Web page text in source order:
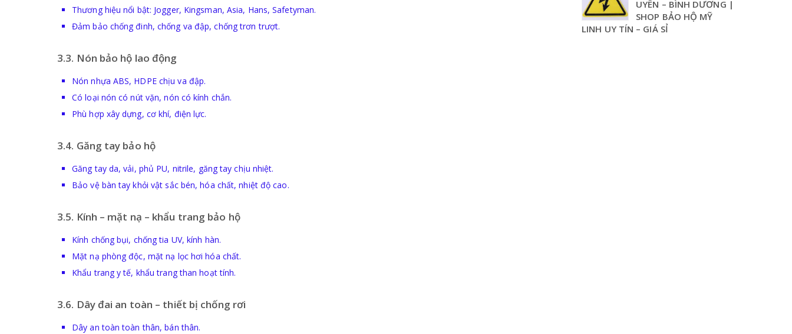
Thương hiệu nổi bật: Jogger, Kingsman, Asia, Hans, Safetyman.
Đảm bảo chống đinh, chống va đập, chống trơn trượt.
3.3. Nón bảo hộ lao động
Nón nhựa ABS, HDPE chịu va đập.
Có loại nón có nút vặn, nón có kính chắn.
Phù hợp xây dựng, cơ khí, điện lực.
3.4. Găng tay bảo hộ
Găng tay da, vải, phủ PU, nitrile, găng tay chịu nhiệt.
Bảo vệ bàn tay khỏi vật sắc bén, hóa chất, nhiệt độ cao.
3.5. Kính – mặt nạ – khẩu trang bảo hộ
Kính chống bụi, chống tia UV, kính hàn.
Mặt nạ phòng độc, mặt nạ lọc hơi hóa chất.
Khẩu trang y tế, khẩu trang than hoạt tính.
3.6. Dây đai an toàn – thiết bị chống rơi
Dây an toàn toàn thân, bán thân.
UYÊN – BÌNH DƯƠNG |
SHOP BẢO HỘ MỸ
LINH UY TÍN – GIÁ SỈ